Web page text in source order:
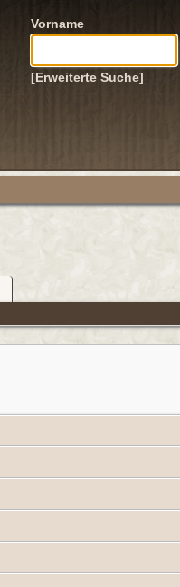
Vorname
[Erweiterte Suche]